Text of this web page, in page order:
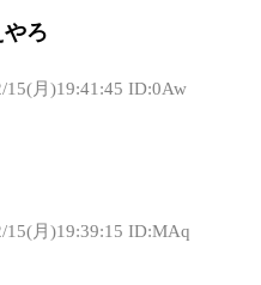
ろ
15(月)19:41:45 ID:0Aw
15(月)19:39:15 ID:MAq